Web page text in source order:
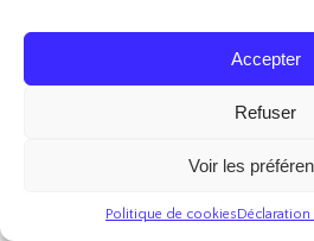
Accepter
Refuser
Voir les
Politique de cookies
Je comprends ta déception et je rejoins
box ce mois-ci !